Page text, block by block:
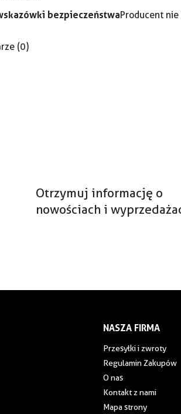
bezpieczeństwaProducent
(0)
Otrzymuj informację o
nowościach i
NASZA FIRMA
Przesyłki i zwroty
Regulamin Zakupów
O nas
Kontakt z nami
Mapa strony